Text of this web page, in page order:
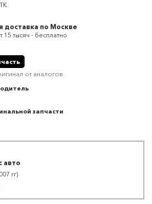
доставка по Москве
15 тысяч - бесплатно
от аналогов
запчасти
авто
гг)